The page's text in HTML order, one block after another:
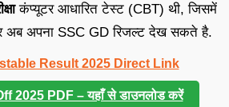
कंप्यूटर आधारित टेस्ट (CBT) थी, जिसमें
अब अपना SSC GD रिजल्ट देख सकते है.
Result 2025 Direct Link
2025 PDF – यहाँ से डाउनलोड करें